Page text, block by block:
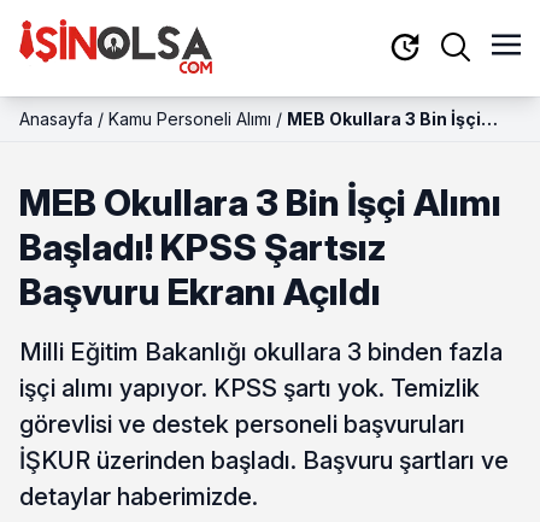
Anasayfa / Kamu Personeli Alımı / MEB Okullara 3 Bin İşçi
MEB Okullara 3 Bin İşçi Alımı
Başladı! KPSS Şartsız
Başvuru Ekranı Açıldı
Milli Eğitim Bakanlığı okullara 3 binden fazla
işçi alımı yapıyor. KPSS şartı yok. Temizlik
görevlisi ve destek personeli başvuruları
İŞKUR üzerinden başladı. Başvuru şartları ve
detaylar haberimizde.